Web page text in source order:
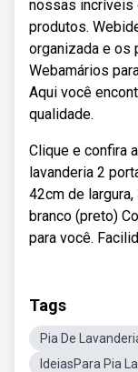
nossas incríveis
produtos.
organizada e os
Webamários
Aqui você
qualidade.
Clique e confira
lavanderia 2
42cm de
branco (preto)
para você.
Tags
Pia De
IdeiasPara Pia